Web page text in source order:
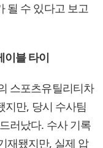
될 수 있다고 보고
이블 타이
스포츠유틸리티차
지만, 당시 수사팀
러났다. 수사 기록
재됐지만, 실제 압